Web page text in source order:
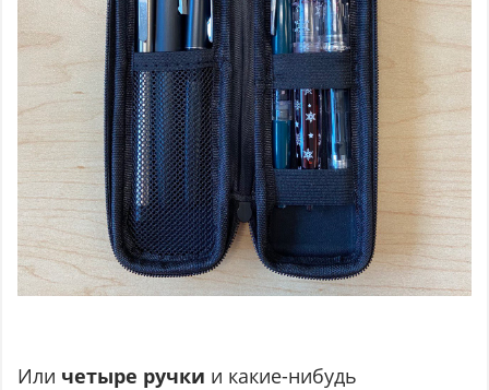
Или четыре ручки и какие-нибудь